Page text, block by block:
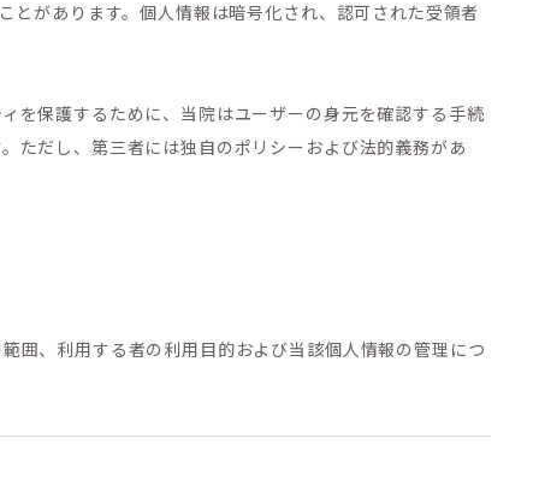
があります。個人情報は暗号化され、認可された受領者
を保護するために、当院はユーザーの身元を確認する手続
ただし、第三者には独自のポリシーおよび法的義務があ
囲、利用する者の利用目的および当該個人情報の管理につ